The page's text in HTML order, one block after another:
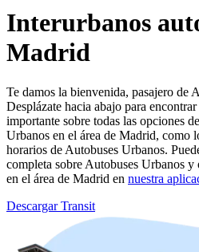
Interurbanos
Madrid
Te damos la bienvenida, pasajero de
Desplázate hacia abajo para
importante sobre todas las opciones
Urbanos en el área de Madrid, como
horarios de Autobuses Urbanos.
completa sobre Autobuses Urbanos y
en el área de Madrid en nuestra
Descargar Transit